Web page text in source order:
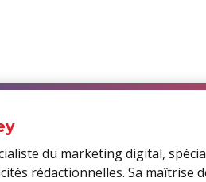
du marketing digital,
rédactionnelles. Sa maîtrise